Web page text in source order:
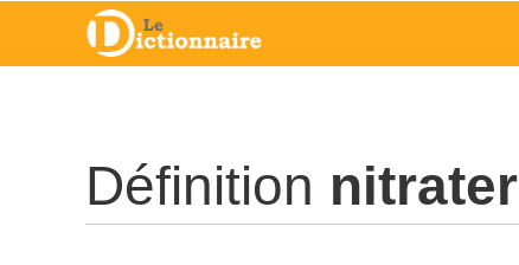
Définition nitrater